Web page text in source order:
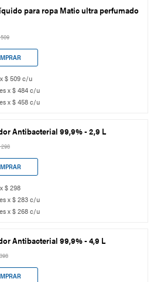
para ropa Matic ultra perfumado
509
$ 509 c/u
x $ 484 c/u
x $ 458 c/u
Antibacterial 99,9% - 2,9 L
298
$ 298
x $ 283 c/u
x $ 268 c/u
Antibacterial 99,9% - 4,9 L
398